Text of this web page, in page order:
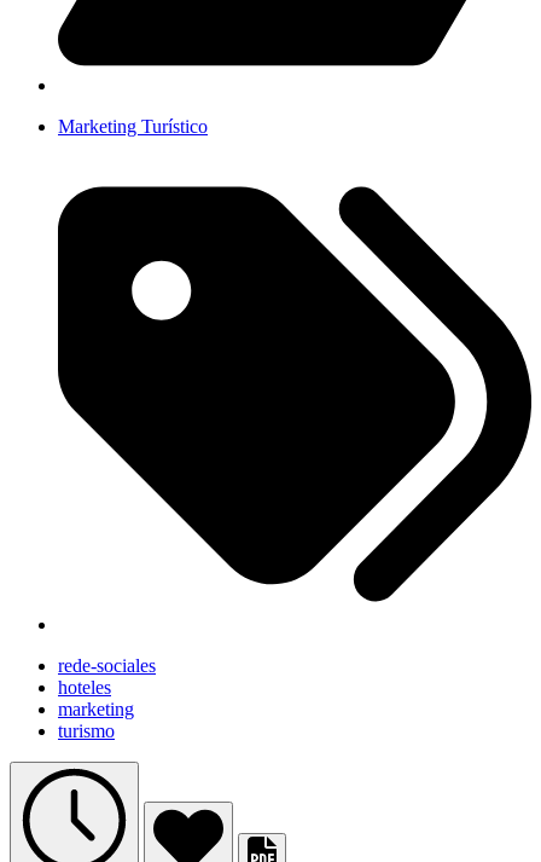
Marketing Turístico
rede-sociales
hoteles
marketing
turismo